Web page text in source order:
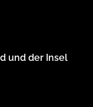
und der Insel